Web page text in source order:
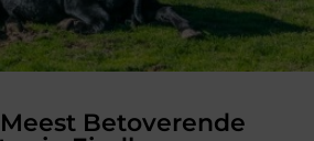
Betoverende